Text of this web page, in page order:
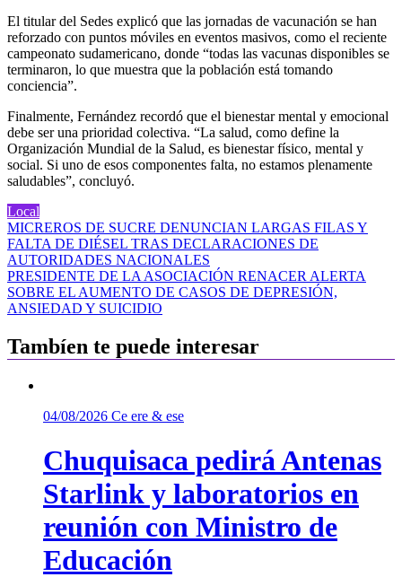
El titular del Sedes explicó que las jornadas de vacunación se han
reforzado con puntos móviles en eventos masivos, como el reciente
campeonato sudamericano, donde “todas las vacunas disponibles se
terminaron, lo que muestra que la población está tomando
conciencia”.
Finalmente, Fernández recordó que el bienestar mental y emocional
debe ser una prioridad colectiva. “La salud, como define la
Organización Mundial de la Salud, es bienestar físico, mental y
social. Si uno de esos componentes falta, no estamos plenamente
saludables”, concluyó.
Local
Navegación
de
entradas
MICREROS DE SUCRE DENUNCIAN LARGAS FILAS Y
FALTA DE DIÉSEL TRAS DECLARACIONES DE
AUTORIDADES NACIONALES
PRESIDENTE DE LA ASOCIACIÓN RENACER ALERTA
SOBRE EL AUMENTO DE CASOS DE DEPRESIÓN,
ANSIEDAD Y SUICIDIO
Tambíen te puede interesar
04/08/2026 Ce ere & ese
Chuquisaca pedirá Antenas
Starlink y laboratorios en
reunión con Ministro de
Educación